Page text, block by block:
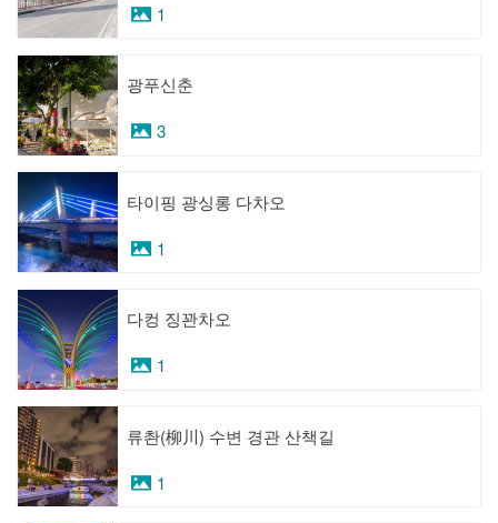
1
광푸신춘
3
타이핑 광싱롱 다차오
1
다컹 징꽌차오
1
류촨(柳川) 수변 경관 산책길
1